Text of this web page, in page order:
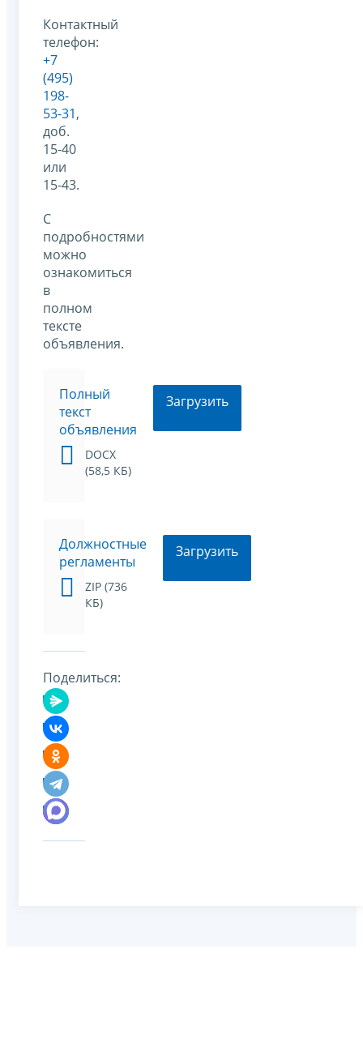
Контактный
телефон:
+7
(495)
198-
53-31,
доб.
15-40
или
15-43.
С
подробностями
можно
ознакомиться
в
полном
тексте
объявления.
Полный
текст
объявления
DOCX
(58,5 КБ)
Загрузить
Должностные
регламенты
ZIP (736
КБ)
Загрузить
Поделиться: